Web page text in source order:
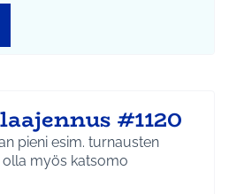
#1120
pieni esim. turnausten
olla myös katsomo